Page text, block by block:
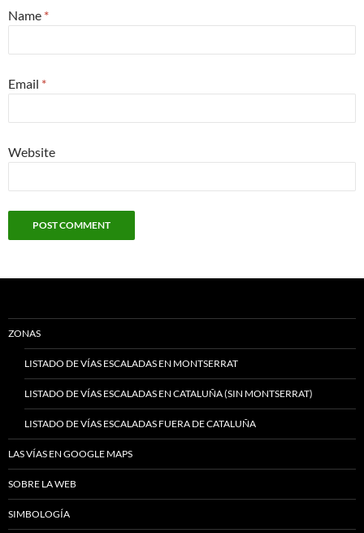
Name *
Email *
Website
ZONAS
LISTADO DE VÍAS ESCALADAS EN MONTSERRAT
LISTADO DE VÍAS ESCALADAS EN CATALUÑA (SIN MONTSERRAT)
LISTADO DE VÍAS ESCALADAS FUERA DE CATALUÑA
LAS VÍAS EN GOOGLE MAPS
SOBRE LA WEB
SIMBOLOGÍA